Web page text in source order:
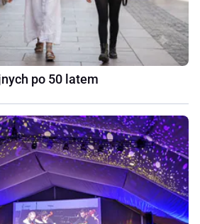
po 50 latem